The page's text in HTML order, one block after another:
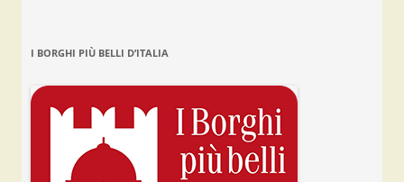
I BORGHI PIÙ BELLI D’ITALIA